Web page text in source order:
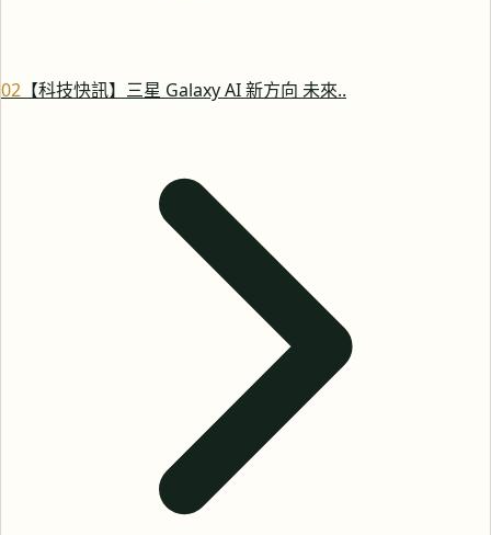
02 【科技快訊】三星 Galaxy AI 新方向 未來..